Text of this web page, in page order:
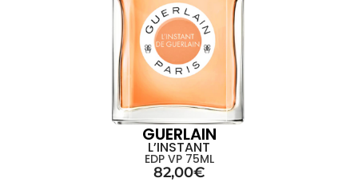
GUERLAIN
L’INSTANT
EDP VP 75ML
82,00€